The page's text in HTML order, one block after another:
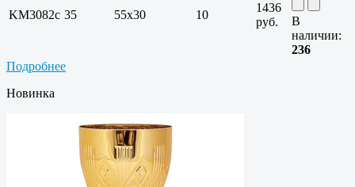
KM3082c 35 55х30 10
1436
руб.
В
наличии:
236
Подробнее
Новинка